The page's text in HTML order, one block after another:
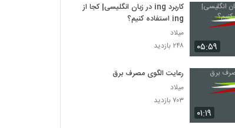
۰۵:۵۹
کاربرد ing در زبان انگلیسی| کجا از
ing استفاده کنیم؟
میلاد
۲۴۸ بازدید
۰۱:۱۹
رعایت الگوی مصرف برق
میلاد
۷۰۳ بازدید